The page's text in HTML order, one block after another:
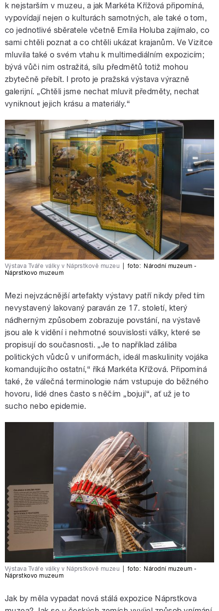
k nejstarším v muzeu, a jak Markéta Křížová připomíná,
vypovídají nejen o kulturách samotných, ale také o tom,
co jednotlivé sběratele včetně Emila Holuba zajímalo, co
sami chtěli poznat a co chtěli ukázat krajanům. Ve Vizitce
mluvila také o svém vtahu k multimediálním expozicím;
bývá vůči nim ostražitá, sílu předmětů totiž mohou
zbytečně přebít. I proto je pražská výstava výrazně
galerijní. „Chtěli jsme nechat mluvit předměty, nechat
vyniknout jejich krásu a materiály.“
Výstava Tváře války v Náprstkově muzeu foto: Národní muzeum -
Náprstkovo muzeum
Mezi nejvzácnější artefakty výstavy patří nikdy před tím
nevystavený lakovaný paraván ze 17. století, který
nádherným způsobem zobrazuje povstání, na výstavě
jsou ale k vidění i nehmotné souvislosti války, které se
propisují do současnosti. „Je to například záliba
politických vůdců v uniformách, ideál maskulinity vojáka
komandujícího ostatní,“ říká Markéta Křížová. Připomíná
také, že válečná terminologie nám vstupuje do běžného
hovoru, lidé dnes často s něčím „bojují“, ať už je to
sucho nebo epidemie.
Výstava Tváře války v Náprstkově muzeu foto: Národní muzeum -
Náprstkovo muzeum
Jak by měla vypadat nová stálá expozice Náprstkova